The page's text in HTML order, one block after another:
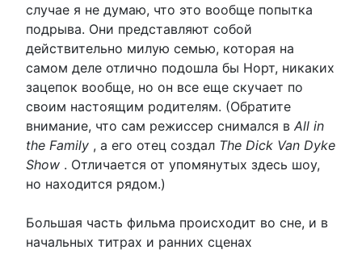
случае я не думаю, что это вообще попытка
подрыва. Они представляют собой
действительно милую семью, которая на
самом деле отлично подошла бы Норт, никаких
зацепок вообще, но он все еще скучает по
своим настоящим родителям. (Обратите
внимание, что сам режиссер снимался в All in
the Family , а его отец создал The Dick Van Dyke
Show . Отличается от упомянутых здесь шоу,
но находится рядом.)
Большая часть фильма происходит во сне, и в
начальных титрах и ранних сценах